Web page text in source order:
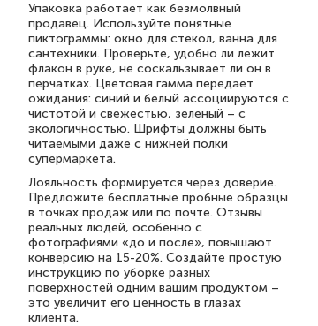
Упаковка работает как безмолвный
продавец. Используйте понятные
пиктограммы: окно для стекол, ванна для
сантехники. Проверьте, удобно ли лежит
флакон в руке, не соскальзывает ли он в
перчатках. Цветовая гамма передает
ожидания: синий и белый ассоциируются с
чистотой и свежестью, зеленый – с
экологичностью. Шрифты должны быть
читаемыми даже с нижней полки
супермаркета.
Лояльность формируется через доверие.
Предложите бесплатные пробные образцы
в точках продаж или по почте. Отзывы
реальных людей, особенно с
фотографиями «до и после», повышают
конверсию на 15-20%. Создайте простую
инструкцию по уборке разных
поверхностей одним вашим продуктом –
это увеличит его ценность в глазах
клиента.